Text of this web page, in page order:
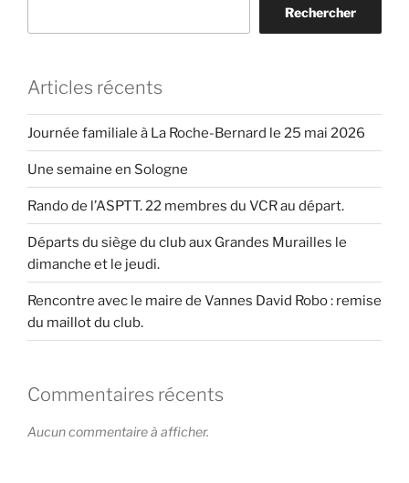
Rechercher
Articles récents
Journée familiale à La Roche-Bernard le 25 mai 2026
Une semaine en Sologne
Rando de l’ASPTT. 22 membres du VCR au départ.
Départs du siège du club aux Grandes Murailles le
dimanche et le jeudi.
Rencontre avec le maire de Vannes David Robo : remise
du maillot du club.
Commentaires récents
Aucun commentaire à afficher.